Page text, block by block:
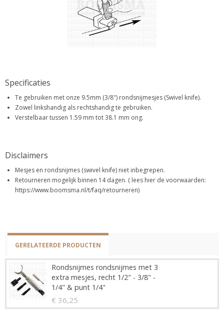
Specificaties
Te gebruiken met onze 9.5mm (3/8") rondsnijmesjes (Swivel knife).
Zowel linkshandig als rechtshandig te gebruiken.
Verstelbaar tussen 1.59 mm tot 38.1 mm ong.
Disclaimers
Mesjes en rondsnijmes (swivel knife) niet inbegrepen.
Retourneren mogelijk binnen 14 dagen. ( lees hier de voorwaarden:
https://www.boomsma.nl/t/faq/retourneren)
GERELATEERDE PRODUCTEN
Rondsnijmes rondsnijmes met 3
extra mesjes, recht 1/2" - 3/8" -
1/4" & punt 1/4"
€ 36,25